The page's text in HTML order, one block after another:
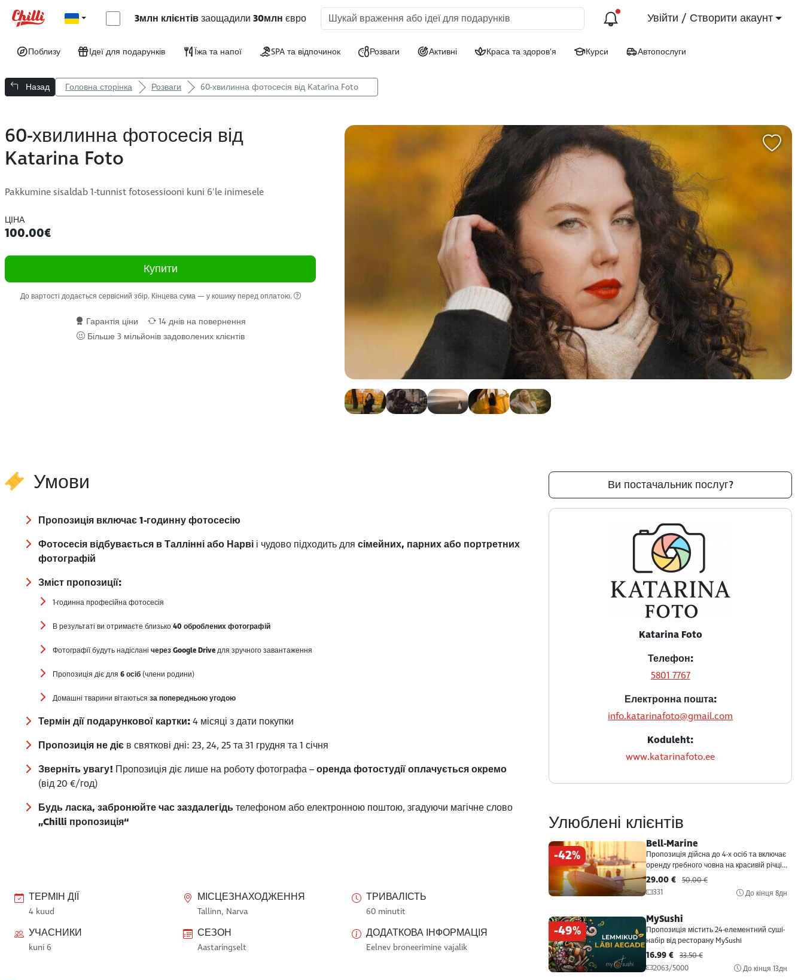
3млн клієнтівзаощадили 30млн євро Увійти / Створити акаунт
Поблизу Ідеї для подарунків Їжа та напої SPA та відпочинок Розваги Активні Краса та здоров'я Курси Автопослуги
Назад Головна сторінка Розваги 60-хвилинна фотосесія від Katarina Foto
60-хвилинна фотосесія від
Katarina Foto
Pakkumine sisaldab 1-tunnist fotosessiooni kuni 6'le inimesele
ЦІНА
100.00€
Купити
До вартості додається сервісний збір. Кінцева сума — у кошику перед оплатою.
Гарантія ціни
14 днів на повернення
Більше 3 мільйонів задоволених клієнтів
Умови
Пропозиція включає 1-годинну фотосесію
Фотосесія відбувається в Таллінні або Нарві і чудово підходить для сімейних, парних або портретних
фотографій
Зміст пропозиції:
1-годинна професійна фотосесія
В результаті ви отримаєте близько40 оброблених фотографій
Фотографії будуть надіслані через Google Driveдля зручного завантаження
Пропозиція діє для 6 осіб(члени родини)
Домашні тварини вітаються за попередньою угодою
Термін дії подарункової картки:4 місяці з дати покупки
Пропозиція не діє в святкові дні: 23, 24, 25 та 31 грудня та 1 січня
Зверніть увагу! Пропозиція діє лише на роботу фотографа –оренда фотостудії оплачується окремо
(від 20 €/год)
Будь ласка, забронюйте час заздалегідьтелефоном або електронною поштою, згадуючи магічне слово
„Chilli пропозиція“
ТЕРМІН ДІЇ
4 kuud
МІСЦЕЗНАХОДЖЕННЯ
Tallinn, Narva
ТРИВАЛІСТЬ
60 minutit
УЧАСНИКИ
kuni 6
СЕЗОН
Aastaringselt
ДОДАТКОВА ІНФОРМАЦІЯ
Eelnev broneerimine vajalik
Ви постачальник послуг?
Katarina Foto
Телефон:
5801 7767
Електронна пошта:
info.katarinafoto@gmail.com
Koduleht:
www.katarinafoto.ee
Улюблені клієнтів
-42%
Bell-Marine
Пропозиція дійсна до 4-х осіб та включає
оренду гребного човна на красивій річці...
29.00 € 50.00 €
331
До кінця8дн
-49%
MySushi
Пропозиція містить 24-елементний суші-
набір від ресторану MySushi
16.99 € 33.50 €
2063/5000
До кінця13дн